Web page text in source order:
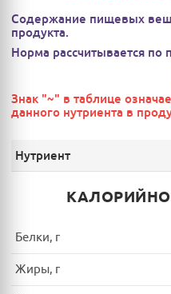
Содержание пищевых
продукта.
Норма рассчитывается
Знак "~" в таблице
данного нутриента в
Нутриент
Белки, г
Жиры, г